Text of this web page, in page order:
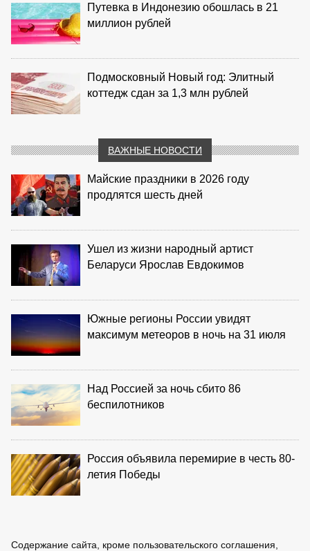
Путевка в Индонезию обошлась в 21
миллион рублей
Подмосковный Новый год: Элитный
коттедж сдан за 1,3 млн рублей
ВАЖНЫЕ НОВОСТИ
Майские праздники в 2026 году
продлятся шесть дней
Ушел из жизни народный артист
Беларуси Ярослав Евдокимов
Южные регионы России увидят
максимум метеоров в ночь на 31 июля
Над Россией за ночь сбито 86
беспилотников
Россия объявила перемирие в честь 80-
летия Победы
Содержание сайта, кроме пользовательского соглашения,